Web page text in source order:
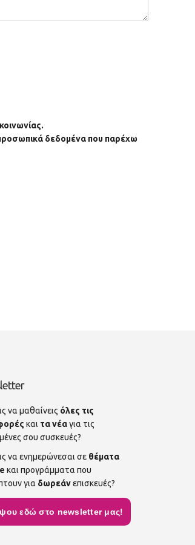
δεδομένα που παρέχω
να μαθαίνεις όλες τις
και τα νέαγια τις
σου συσκευές?
να ενημερώνεσαι σε θέματα
και προγράμματα που
για δωρεάνεπισκευές?
εδώ στο newsletter μας!